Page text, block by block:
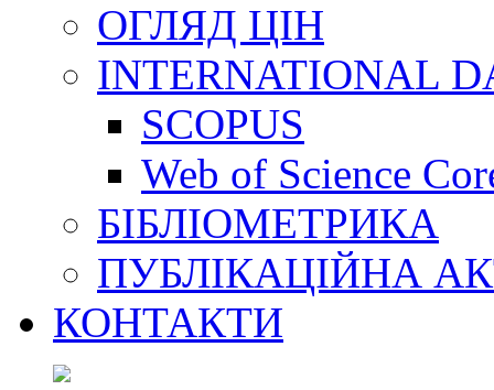
ОГЛЯД ЦІН
INTERNATIONAL
SCOPUS
Web of Science
БІБЛІОМЕТРИКА
ПУБЛІКАЦІЙНА
КОНТАКТИ